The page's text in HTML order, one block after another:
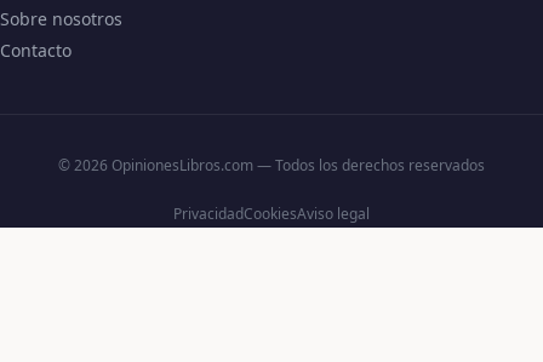
Sobre nosotros
Contacto
© 2026 OpinionesLibros.com — Todos los derechos reservados
PrivacidadCookiesAviso legal